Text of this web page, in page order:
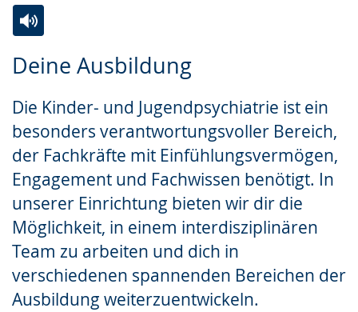
Deine Ausbildung
Die Kinder- und Jugendpsychiatrie ist ein
besonders verantwortungsvoller Bereich,
der Fachkräfte mit Einfühlungsvermögen,
Engagement und Fachwissen benötigt. In
unserer Einrichtung bieten wir dir die
Möglichkeit, in einem interdisziplinären
Team zu arbeiten und dich in
verschiedenen spannenden Bereichen der
Ausbildung weiterzuentwickeln.
Leichten
wechseln.
Audio-
Video
Deutscher
Gebärdensprache
wird
angezeigt.